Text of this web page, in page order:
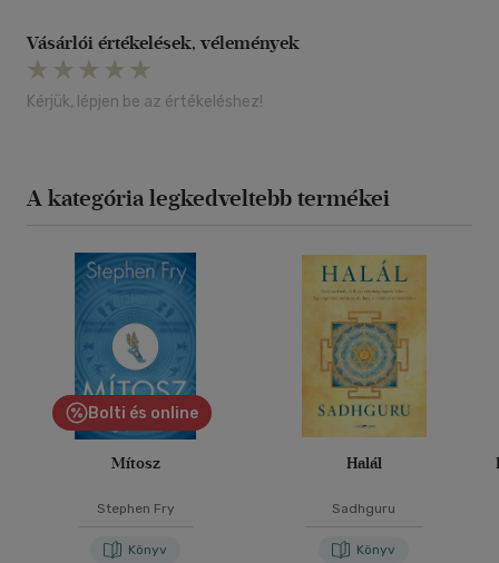
Vásárlói értékelések, vélemények
Kérjük, lépjen be az értékeléshez!
A kategória legkedveltebb termékei
Bolti és online
Mítosz
Stephen Fry
Könyv
Halál
Sadhguru
Könyv